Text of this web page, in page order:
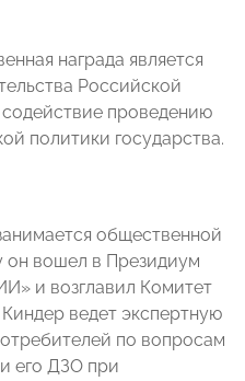
награда является
Российской
проведению
политики государства.
общественной
он вошел в Президиум
и возглавил Комитет
ведет экспертную
по вопросам
его ДЗО при